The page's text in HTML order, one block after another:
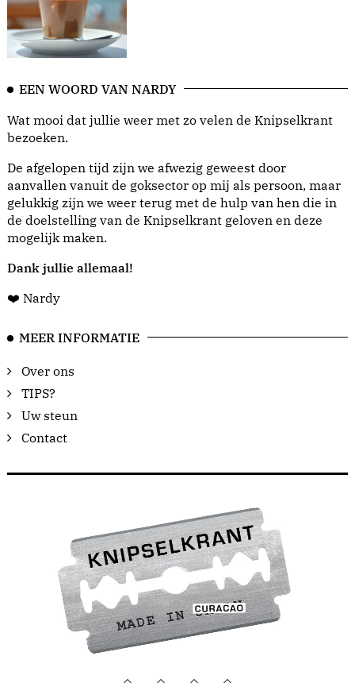
EEN WOORD VAN NARDY
Wat mooi dat jullie weer met zo velen de Knipselkrant
bezoeken.
De afgelopen tijd zijn we afwezig geweest door
aanvallen vanuit de goksector op mij als persoon, maar
gelukkig zijn we weer terug met de hulp van hen die in
de doelstelling van de Knipselkrant geloven en deze
mogelijk maken.
Dank jullie allemaal!
❤️ Nardy
MEER INFORMATIE
Over ons
TIPS?
Uw steun
Contact